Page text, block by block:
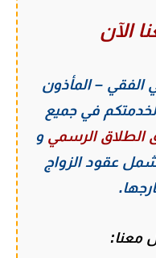
الآن
– المأذون
في جميع
الطلاق الرسمي و
عقود الزواج
معنا: